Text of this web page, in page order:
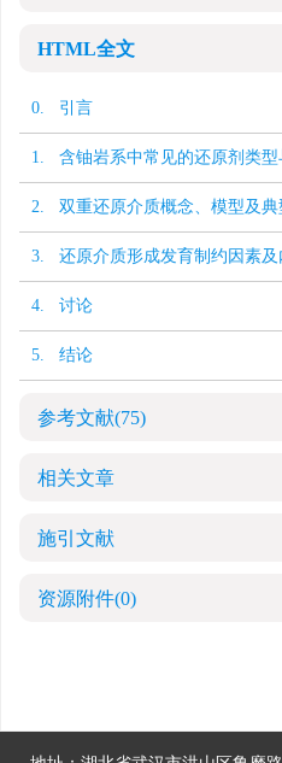
HTML全文
0. 引言
1. 含铀岩系中常见的还原剂类型
2. 双重还原介质概念、模型及典
3. 还原介质形成发育制约因素及
4. 讨论
5. 结论
参考文献(75)
相关文章
施引文献
资源附件(0)